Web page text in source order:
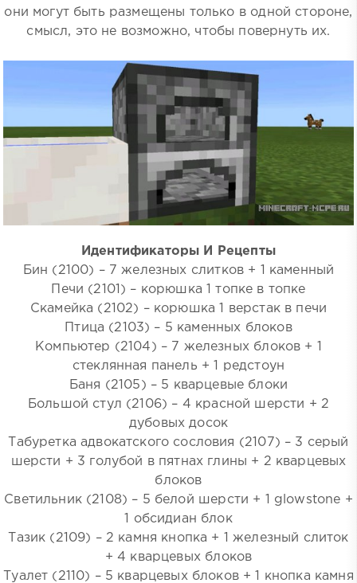
они могут быть размещены только в одной стороне,
смысл, это не возможно, чтобы повернуть их.
Идентификаторы И Рецепты
Бин (2100) – 7 железных слитков + 1 каменный
Печи (2101) – корюшка 1 топке в топке
Скамейка (2102) – корюшка 1 верстак в печи
Птица (2103) – 5 каменных блоков
Компьютер (2104) – 7 железных блоков + 1
стеклянная панель + 1 редстоун
Баня (2105) – 5 кварцевые блоки
Большой стул (2106) – 4 красной шерсти + 2
дубовых досок
Табуретка адвокатского сословия (2107) – 3 серый
шерсти + 3 голубой в пятнах глины + 2 кварцевых
блоков
Светильник (2108) – 5 белой шерсти + 1 glowstone +
1 обсидиан блок
Тазик (2109) – 2 камня кнопка + 1 железный слиток
+ 4 кварцевых блоков
Туалет (2110) – 5 кварцевых блоков + 1 кнопка камня